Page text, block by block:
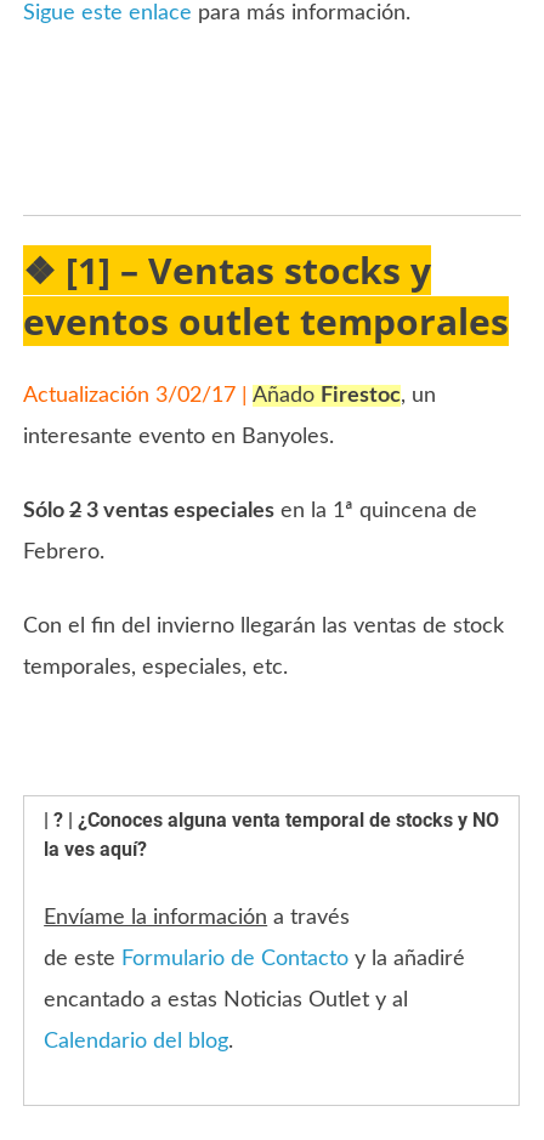
Sigue este enlace para más información.
❖ [1] – Ventas stocks y
eventos outlet temporales
Actualización 3/02/17 | Añado Firestoc, un
interesante evento en Banyoles.
Sólo23 ventas especiales en la 1ª quincena de
Febrero.
Con el fin del invierno llegarán las ventas de stock
temporales, especiales, etc.
| ? | ¿Conoces alguna venta temporal de stocks y NO
la ves aquí?
Envíame la información a través
de este Formulario de Contacto y la añadiré
encantado a estas Noticias Outlet y al
Calendario del blog.